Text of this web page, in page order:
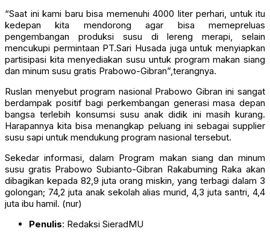
“Saat ini kami baru bisa memenuhi 4000 liter perhari, untuk itu
kedepan kita mendorong agar bisa memepreluas
pengembangan produksi susu di lereng merapi, selain
mencukupi permintaan PT.Sari Husada juga untuk menyiapkan
partisipasi kita menyediakan susu untuk program makan siang
dan minum susu gratis Prabowo-Gibran”,terangnya.
Ruslan menyebut program nasional Prabowo Gibran ini sangat
berdampak positif bagi perkembangan generasi masa depan
bangsa terlebih konsumsi susu anak didik ini masih kurang.
Harapannya kita bisa menangkap peluang ini sebagai supplier
susu sapi untuk mendukung program nasional tersebut.
Sekedar informasi, dalam Program makan siang dan minum
susu gratis Prabowo Subianto-Gibran Rakabuming Raka akan
dibagikan kepada 82,9 juta orang miskin, yang terbagi dalam 3
golongan; 74,2 juta anak sekolah alias murid, 4,3 juta santri, 4,4
juta ibu hamil. (nur)
Penulis: Redaksi SieradMU